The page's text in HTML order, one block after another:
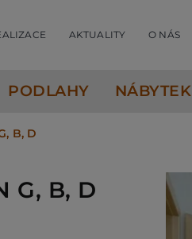
AKTUALITY O NÁS
PODLAHY NÁBYTEK
B, D
G, B, D